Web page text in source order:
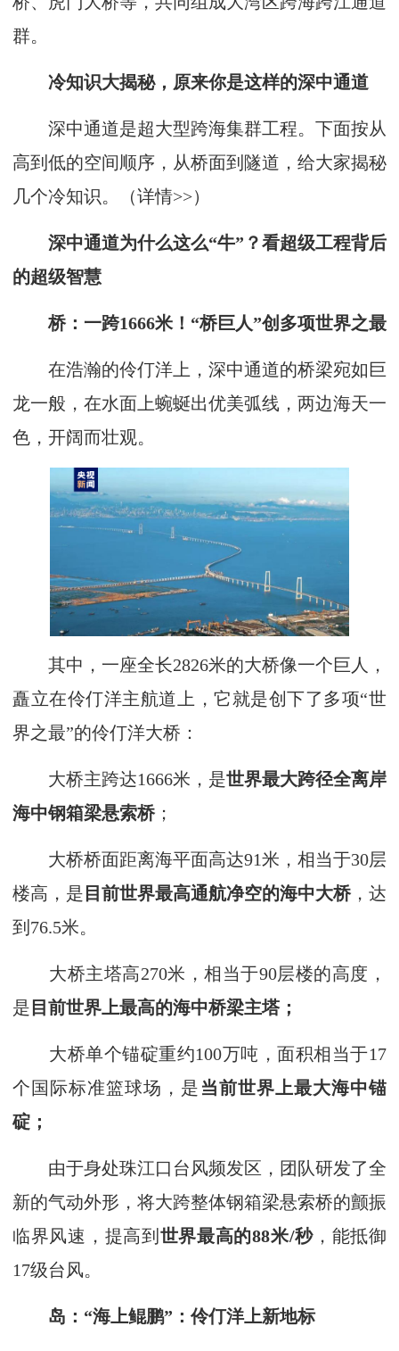
群。
冷知识大揭秘，原来你是这样的深中通道
深中通道是超大型跨海集群工程。下面按从
高到低的空间顺序，从桥面到隧道，给大家揭秘
几个冷知识。（详情>>）
深中通道为什么这么“牛”？看超级工程背后
的超级智慧
桥：一跨1666米！“桥巨人”创多项世界之最
在浩瀚的伶仃洋上，深中通道的桥梁宛如巨
龙一般，在水面上蜿蜒出优美弧线，两边海天一
色，开阔而壮观。
其中，一座全长2826米的大桥像一个巨人，
矗立在伶仃洋主航道上，它就是创下了多项“世
界之最”的伶仃洋大桥：
大桥主跨达1666米，是世界最大跨径全离岸
海中钢箱梁悬索桥 ；
大桥桥面距离海平面高达91米，相当于30层
楼高，是 目前世界最高通航净空的海中大桥 ，达
到76.5米。
大桥主塔高270米，相当于90层楼的高度，
是 目前世界上最高的海中桥梁主塔；
大桥单个锚碇重约100万吨，面积相当于17
个国际标准篮球场，是 当前世界上最大海中锚
碇；
由于身处珠江口台风频发区，团队研发了全
新的气动外形，将大跨整体钢箱梁悬索桥的颤振
临界风速，提高到 世界最高的88米/秒，能抵御
17级台风。
岛：“海上鲲鹏”：伶仃洋上新地标